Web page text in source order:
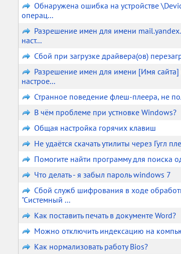
Обнаружена ошибка на устройстве
операц...
Разрешение имен для имени
наст...
Сбой при загрузке драйвера(ов)
Разрешение имен для имени [Имя сайта]
настрое...
Странное поведение флеш-плеера, не
В чём проблеме при устновке Windows?
Общая настройка горячих клавиш
Не удаётся скачать утилиты через Гугл
Помогите найти программу для поиска
Что делать - я забыл пароль windows 7
Сбой служб шифрования в ходе
"Системный ...
Как поставить печать в документе Word?
Можно отключить индексацию на
Как нормализовать работу Bios?